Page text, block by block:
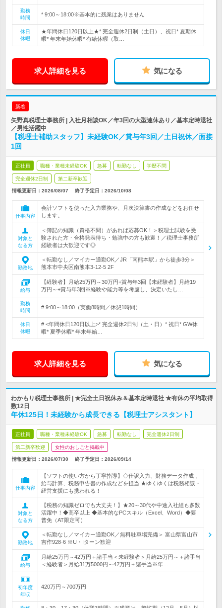
勤務
時間
* 9:00～18:00※基本的に残業はありません
休日
休暇
★年間休日120日以上★* 完全週休2日制（土日）、祝日* 夏期休
暇* 年末年始休暇* 有給休暇（取…
求人詳細を見る 気になる
新着
矢野真税理士事務所 | 入社月相談OK／年3回の大型連休あり／基本定時退社
／男性活躍中
【税理士補助スタッフ】未経験OK／賞与年3回／土日祝休／面接
1回
正社員 職種・業種未経験OK 急募 転勤なし 学歴不問
完全週休2日制 第二新卒歓迎
情報更新日：2026/08/07 終了予定日： 2026/10/08
仕事内容
会計ソフトを使った入力業務や、月次決算書の作成などをお任せ
します。
対象と
なる方
＜簿記の知識（資格不問）があれば応募OK！＞税理士試験を受
験された方・合格発表待ち・勉強中の方も歓迎！／税理士事務所
経験者は大歓迎です◎
勤務地
＜転勤なし／マイカー通勤OK／JR「南熊本駅」から徒歩3分＞
熊本市中央区南熊本3-12-5 2F
給与
【経験者】月給25万円～30万円+賞与年3回【未経験者】月給19
万円～+賞与年3回※経験や能力等を考慮し、決定いたし…
勤務
時間
# 9:00～18:00（実働8時間／休憩1時間）
休日
休暇
# <年間休日120日以上>* 完全週休2日制（土・日）* 祝日* GW休
暇* 夏季休暇* 年末年始…
求人詳細を見る 気になる
わかもり税理士事務所 | ★完全土日祝休み＆基本定時退社 ★有休の平均取得
数12日
年休125日！未経験から成長できる【税理士アシスタント】
正社員 職種・業種未経験OK 急募 転勤なし 完全週休2日制
第二新卒歓迎 女性のおしごと掲載中
情報更新日：2026/07/30 終了予定日： 2026/09/14
仕事内容
【ソフトの使い方から丁寧指導】◇仕訳入力、財務データ作成 、
給与計算、税務申告書の作成などを担当 ★ゆくゆくは税務相談・
経営支援にも携われる！
対象と
なる方
【税務の知識ゼロでも大丈夫！】★20～30代や中途入社組も多数
活躍中！◆高卒以上 ◆基本的なPCスキル（Excel、Word）◆要
普免（AT限定可）
勤務地
＜転勤なし／マイカー通勤OK／無料駐車場完備＞ 富山県富山市
吉作928-6 ※U・Iターン歓迎
給与
月給25万円～42万円＋諸手当＜未経験者＞月給25万円～＋諸手当
＜経験者＞月給31万5000円～42万円＋諸手当※年…
初年度
年収
420万円～700万円